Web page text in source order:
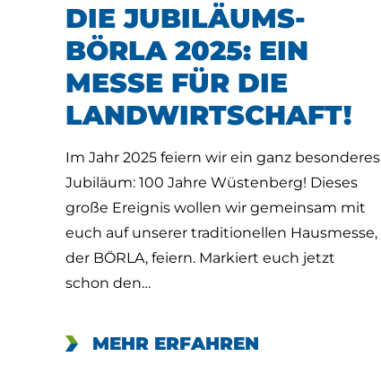
DIE JUBILÄUMS-
BÖRLA 2025: EIN
MESSE FÜR DIE
LANDWIRTSCHAFT!
Im Jahr 2025 feiern wir ein ganz besonderes
Jubiläum: 100 Jahre Wüstenberg! Dieses
große Ereignis wollen wir gemeinsam mit
euch auf unserer traditionellen Hausmesse,
der BÖRLA, feiern. Markiert euch jetzt
schon den…
MEHR ERFAHREN